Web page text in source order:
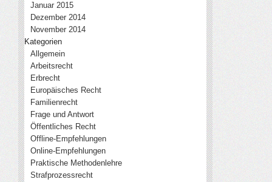
Januar 2015
Dezember 2014
November 2014
Kategorien
Allgemein
Arbeitsrecht
Erbrecht
Europäisches Recht
Familienrecht
Frage und Antwort
Öffentliches Recht
Offline-Empfehlungen
Online-Empfehlungen
Praktische Methodenlehre
Strafprozessrecht